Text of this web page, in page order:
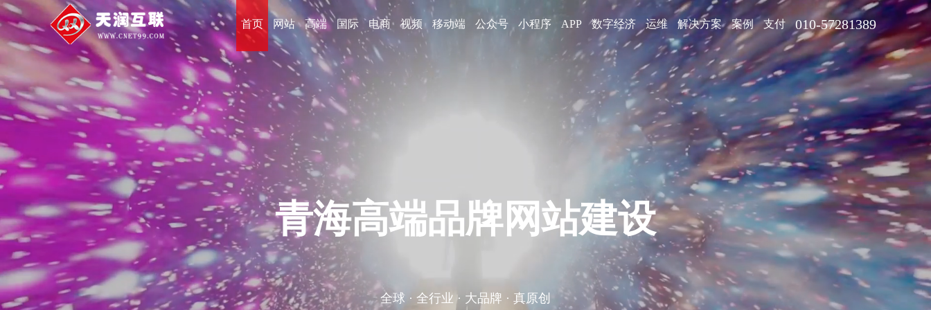
首页 网站 高端 国际 电商 视频 移动端 公众号 小程序 APP 数字经济 运维 解决方案 案例 支付 010-57281389
能完成百万级的大型综合网站建设
互联网全周期服务提供商 · 企业品牌数字化服务提供商